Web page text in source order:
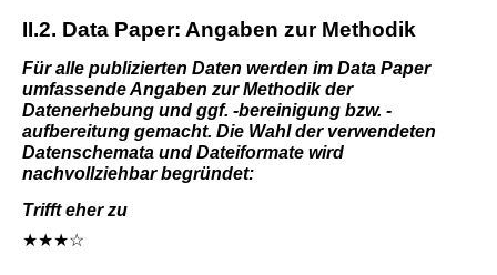
II.2. Data Paper: Angaben zur Methodik
Für alle publizierten Daten werden im Data Paper
umfassende Angaben zur Methodik der
Datenerhebung und ggf. -bereinigung bzw. -
aufbereitung gemacht. Die Wahl der verwendeten
Datenschemata und Dateiformate wird
nachvollziehbar begründet:
Trifft eher zu
★★★☆